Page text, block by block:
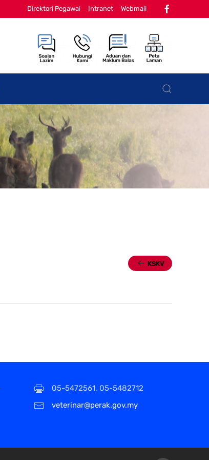
Direktori Pegawai Intranet Webmail
KSKV
05-5472561, 05-5482712
veterinar@perak.gov.my